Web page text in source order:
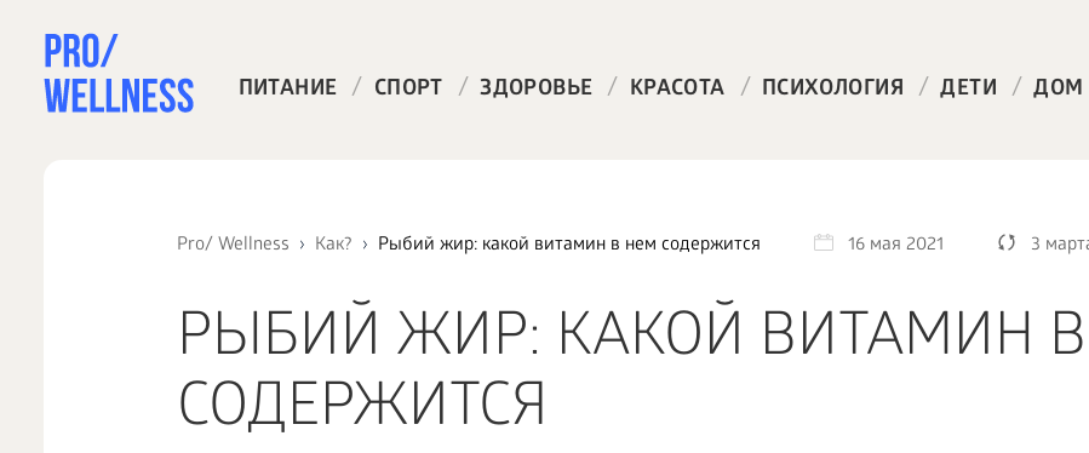
ПИТАНИЕ / СПОРТ / ЗДОРОВЬЕ / КРАСОТА / ПСИХОЛОГИЯ / ДЕТИ / ДОМ
Pro/ Wellness Как? Рыбий жир: какой витамин в нем содержится 16 мая 2021 3
РЫБИЙ ЖИР: КАКОЙ ВИТАМИН
СОДЕРЖИТСЯ